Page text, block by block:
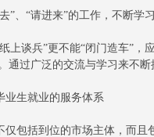
、“请进来”的工作，不断学
谈兵”更不能“闭门造车”，
通过广泛的交流与学习来不
生就业的服务体系
括到位的市场主体，而且